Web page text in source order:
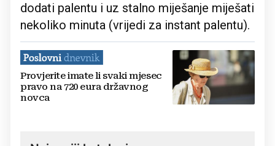
dodati palentu i uz stalno miješanje miješati
nekoliko minuta (vrijedi za instant palentu).
Provjerite imate li svaki mjesec
pravo na 720 eura državnog
novca